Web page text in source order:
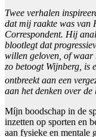
Twee verhalen
dat mij raakte was van
Correspondent. Hij
blootlegt dat
willen geloven, of waar
zo betoogt Wijnberg, is
ontbreekt aan een
aan het denken over
Míjn boodschap in de
inzetten op sporten en
aan fysieke en mentale